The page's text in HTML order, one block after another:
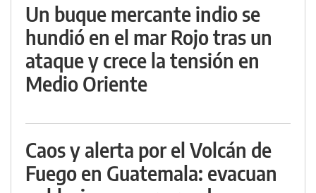
Un buque mercante indio se
hundió en el mar Rojo tras un
ataque y crece la tensión en
Medio Oriente
Caos y alerta por el Volcán de
Fuego en Guatemala: evacuan